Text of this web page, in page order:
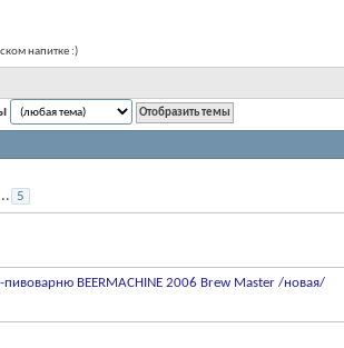
напитке :)
5
BEERMACHINE 2006 Brew Master /новая/